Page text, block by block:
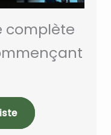
complète